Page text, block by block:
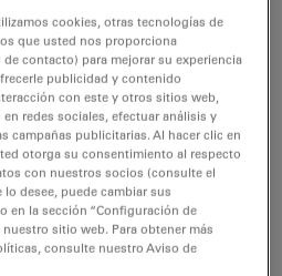
AppLetter.EN
PDF, 1,014 KB
cookies, otras tecnologías de
que usted nos proporciona
contacto) para mejorar su experiencia
publicidad y contenido
con este y otros sitios web,
redes sociales, efectuar análisis y
campañas publicitarias. Al hacer clic en
otorga su consentimiento al respecto
con nuestros socios (consulte el
desee, puede cambiar sus
en la sección “Configuración de
sitio web. Para obtener más
consulte nuestro Aviso de